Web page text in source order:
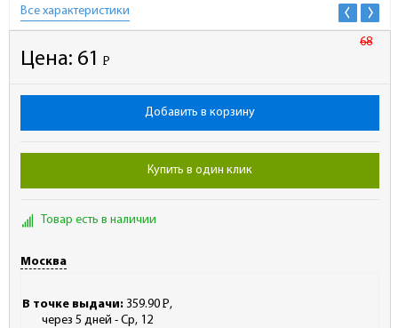
Все характеристики
Цена:
68
61 Р
-
Добавить в корзину
Купить в один клик
Товар есть в наличии
Москва
В точке выдачи: 359.90 Р
- ,
через 5 дней - Ср, 12